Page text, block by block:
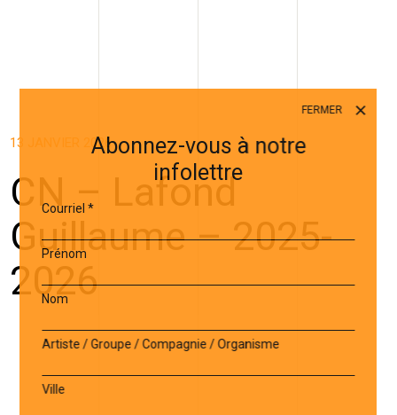
13 JANVIER 2026
CN – Lafond
Guillaume – 2025-
2026
FERMER
Abonnez-vous à notre
infolettre
Courriel*
Prénom
Nom
Artiste / Groupe / Compagnie / Organisme
Ville